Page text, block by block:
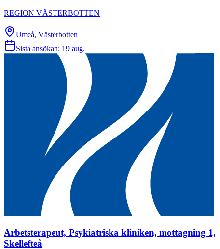
REGION VÄSTERBOTTEN
Umeå, Västerbotten
Sista ansökan: 19 aug.
Arbetsterapeut, Psykiatriska kliniken, mottagning 1,
Skellefteå